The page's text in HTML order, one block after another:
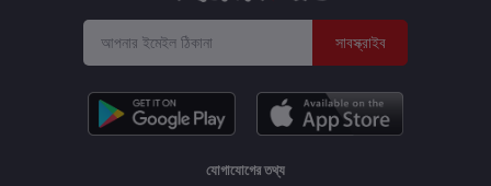
সাবস্ক্রাইব
যোগাযোগের তথ্য